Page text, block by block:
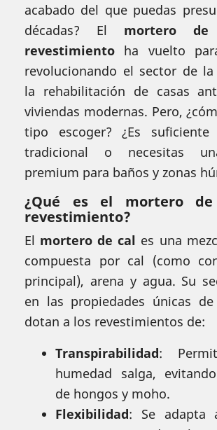
acabado del que puedas
décadas? El mortero
revestimiento ha vuelto
revolucionando el sector de la
la rehabilitación de casas
viviendas modernas. Pero,
tipo escoger? ¿Es
tradicional o necesitas
premium para baños y zonas
¿Qué es el mortero
revestimiento?
El mortero de cal es una
compuesta por cal (como
principal), arena y agua. Su
en las propiedades únicas
dotan a los revestimientos de:
Transpirabilidad:
humedad salga,
de hongos y moho.
Flexibilidad: Se adapta